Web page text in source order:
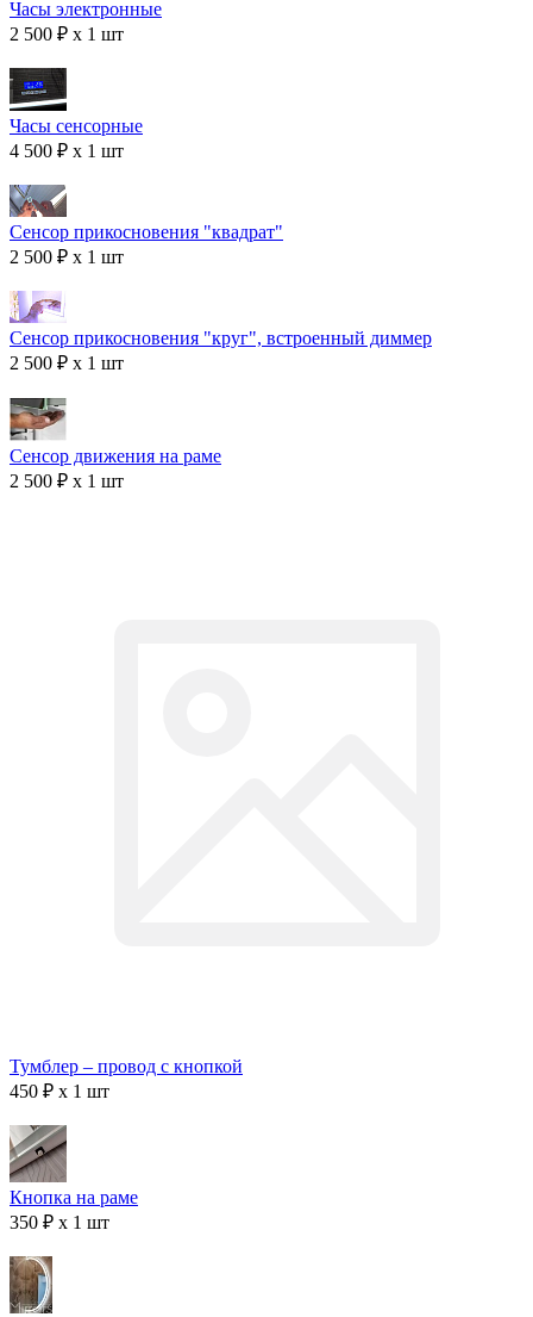
Часы электронные
2 500 ₽ x 1 шт
Часы сенсорные
4 500 ₽ x 1 шт
Сенсор прикосновения "квадрат"
2 500 ₽ x 1 шт
Сенсор прикосновения "круг", встроенный диммер
2 500 ₽ x 1 шт
Сенсор движения на раме
2 500 ₽ x 1 шт
Тумблер – провод с кнопкой
450 ₽ x 1 шт
Кнопка на раме
350 ₽ x 1 шт